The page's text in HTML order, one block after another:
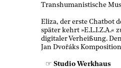
Transhumanistische
Eliza, der erste Chatbot
später kehrt »E.L.I.Z.A.«
digitaler Verheißung.
Jan Dvořáks
Studio Werkhaus